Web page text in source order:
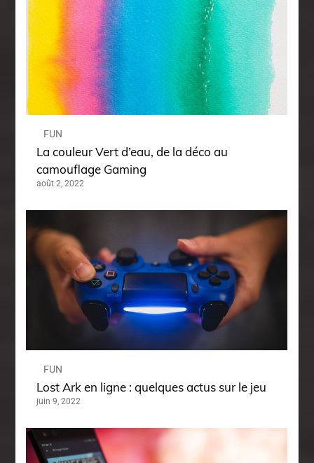
FUN
La couleur Vert d’eau, de la déco au
camouflage Gaming
août 2, 2022
FUN
Lost Ark en ligne : quelques actus sur le jeu
juin 9, 2022